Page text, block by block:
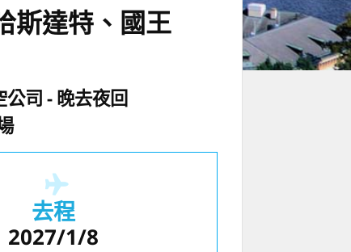
斯達特、國王
公司
晚去夜回
去程
2027/1/8